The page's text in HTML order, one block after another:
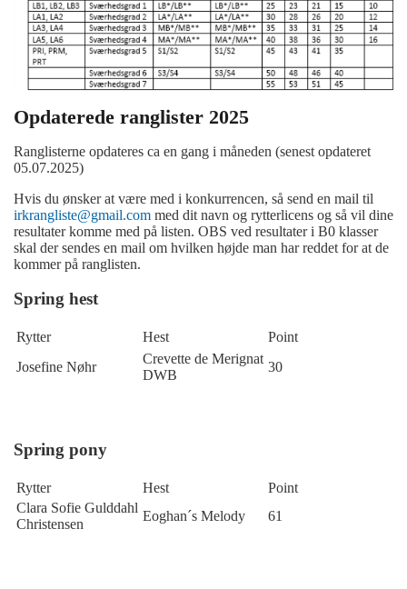
Opdaterede ranglister 2025
Ranglisterne opdateres ca en gang i måneden (senest opdateret
05.07.2025)
Hvis du ønsker at være med i konkurrencen, så send en mail til
irkrangliste@gmail.com med dit navn og rytterlicens og så vil dine
resultater komme med på listen. OBS ved resultater i B0 klasser
skal der sendes en mail om hvilken højde man har reddet for at de
kommer på ranglisten.
Spring hest
Rytter Hest
Point
Josefine Nøhr
Crevette de Merignat
DWB
30
Spring pony
Rytter Hest
Point
Clara Sofie Gulddahl
Christensen
Eoghan´s Melody 61